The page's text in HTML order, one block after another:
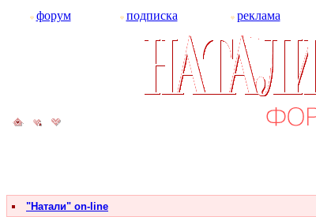
форум подписка реклама
"Натали" on-line